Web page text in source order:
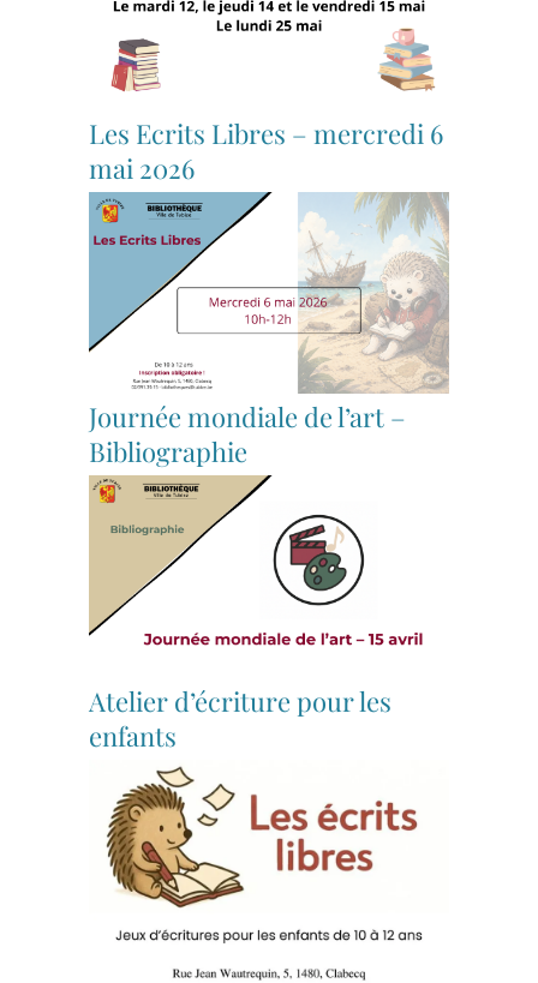
Les Ecrits Libres – mercredi 6
mai 2026
Journée mondiale de l’art –
Bibliographie
Atelier d’écriture pour les
enfants